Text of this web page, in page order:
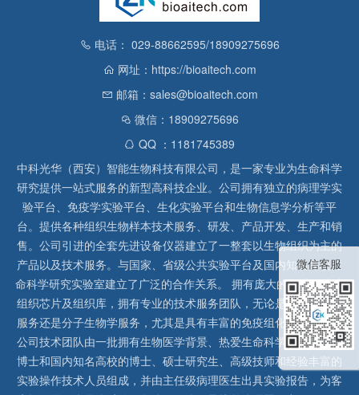
电话： 029-88662595/18909275696
网址：https://bioaitech.com
邮箱：sales@bioaitech.com
微信：18909275696
QQ ：1181745389
中科光华（西安）智能生物科技有限公司，是一家专业为生命科学
研究提供一站式服务的新型高科技企业。公司拥有独立的病理学实
验平台、免疫学实验平台、生化实验平台和生物信息学分析等平
台。提供各种组织生物样本技术服务、研发、产品开发、生产和销
售。公司引进的全套先进设备仪器建立了一整套以生物组织为主的
产品以及技术服务。与国家、省级公共实验平台及国内知名高校生
命科学研究实验室建立了广泛的合作关系。 拥有庞大的石蜡、冰冻
组织芯片及组织库，拥有专业的技术服务团队，无论是形态病理学
服务还是分子生物学服务，尤其是具有丰富的免疫组化实验经验，
公司技术团队由一批拥有生物医学背景、热爱生命科学研究的留美
博士和国内知名高校的博士、硕士研究生、高级技师和经验丰富的
实验操作技术人员组成，并由主任级病理医生出具实验报告，为客
微信客服